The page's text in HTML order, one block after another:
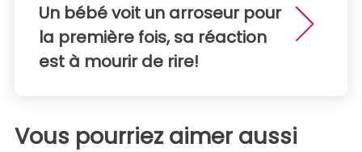
Un bébé voit un arroseur pour
la première fois, sa réaction
est à mourir de rire!
Vous pourriez aimer aussi